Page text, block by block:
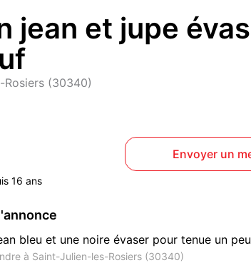
jean et jupe
(30340)
16 ans
Envoyer un
bleu et une noire évaser pour tenue un
à Saint-Julien-les-Rosiers (30340)